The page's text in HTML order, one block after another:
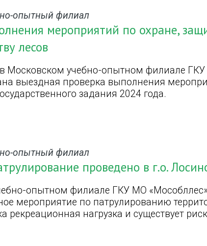
опытный филиал
мероприятий по охране,
лесов
Московском учебно-опытном филиале
выездная проверка выполнения
задания 2024 года.
опытный филиал
проведено в г.о.
опытном филиале ГКУ МО
мероприятие по патрулированию
рекреационная нагрузка и существует